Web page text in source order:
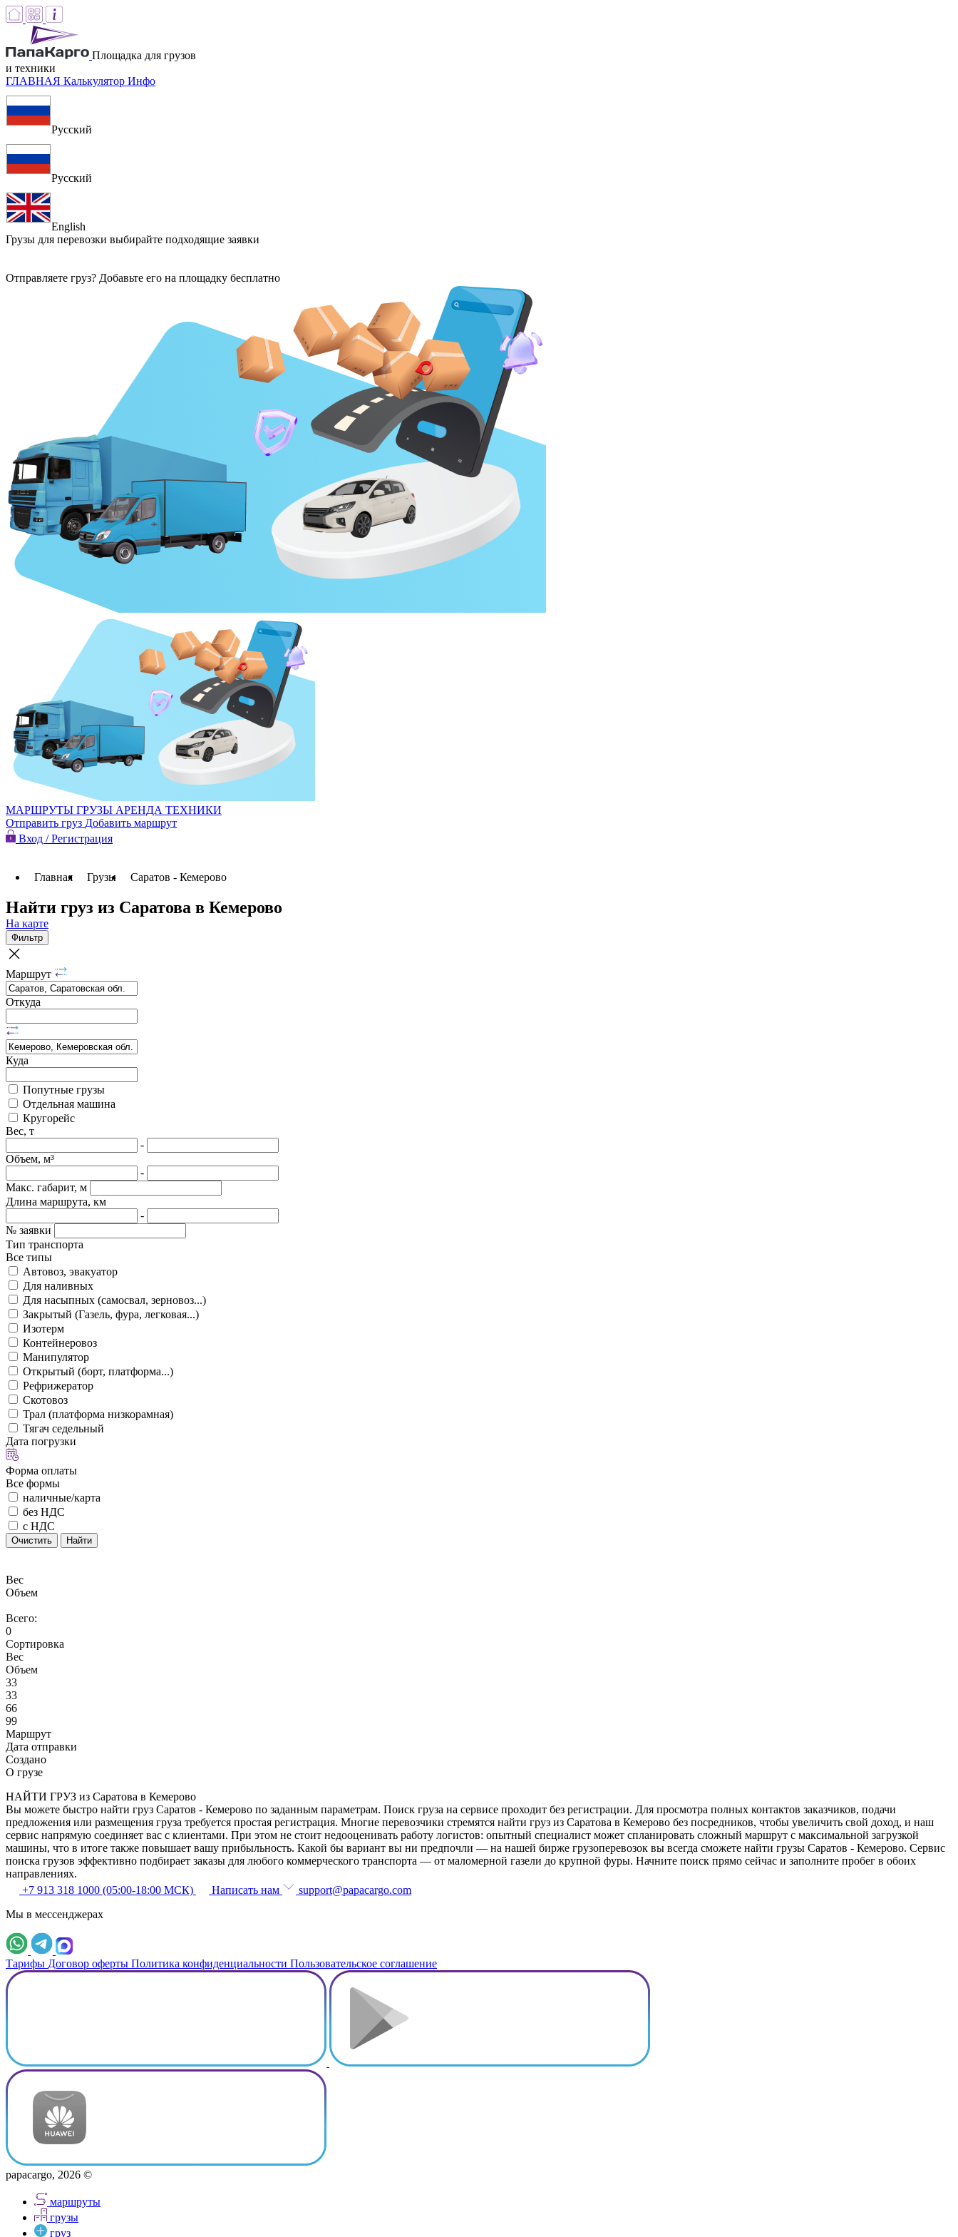
Площадка для грузов
и техники
ГЛАВНАЯ Калькулятор Инфо
Русский
Русский
English
Грузы для перевозки выбирайте подходящие заявки
Отправляете груз? Добавьте его на площадку бесплатно
МАРШРУТЫ ГРУЗЫ АРЕНДА ТЕХНИКИ
Отправить груз Добавить маршрут
Вход / Регистрация
Главная Грузы Саратов - Кемерово
Найти груз из Саратова в Кемерово
На карте
Фильтр
Маршрут
Откуда
Куда
Попутные грузы
Отдельная машина
Кругорейс
Вес, т
-
Объем, м³
-
Макс. габарит, м
Длина маршрута, км
-
№ заявки
Тип транспорта
Все типы
Автовоз, эвакуатор
Для наливных
Для насыпных (самосвал, зерновоз...)
Закрытый (Газель, фура, легковая...)
Изотерм
Контейнеровоз
Манипулятор
Открытый (борт, платформа...)
Рефрижератор
Скотовоз
Трал (платформа низкорамная)
Тягач седельный
Дата погрузки
Форма оплаты
Все формы
наличные/карта
без НДС
с НДС
Очистить Найти
Вес
Объем
Всего:
0
Сортировка
Вес
Объем
33
33
66
99
Маршрут
Дата отправки
Создано
О грузе
НАЙТИ ГРУЗ из Саратова в Кемерово
Вы можете быстро найти груз Саратов - Кемерово по заданным параметрам. Поиск груза на сервисе проходит без регистрации. Для просмотра полных контактов заказчиков, подачи
предложения или размещения груза требуется простая регистрация. Многие перевозчики стремятся найти груз из Саратова в Кемерово без посредников, чтобы увеличить свой доход, и наш
сервис напрямую соединяет вас с клиентами. При этом не стоит недооценивать работу логистов: опытный специалист может спланировать сложный маршрут с максимальной загрузкой
машины, что в итоге также повышает вашу прибыльность. Какой бы вариант вы ни предпочли — на нашей бирже грузоперевозок вы всегда сможете найти грузы Саратов - Кемерово. Сервис
поиска грузов эффективно подбирает заказы для любого коммерческого транспорта — от маломерной газели до крупной фуры. Начните поиск прямо сейчас и заполните пробег в обоих
направлениях.
+7 913 318 1000 (05:00-18:00 МСК)
Написать нам
support@papacargo.com
Мы в мессенджерах
Тарифы Договор оферты Политика конфиденциальности Пользовательское соглашение
papacargo, 2026 ©
маршруты
грузы
груз